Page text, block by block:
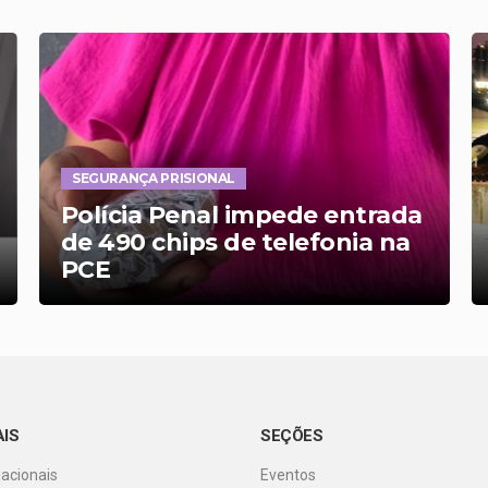
SEGURANÇA PRISIONAL
Polícia Penal impede entrada
de 490 chips de telefonia na
PCE
SEÇÕES
Eventos